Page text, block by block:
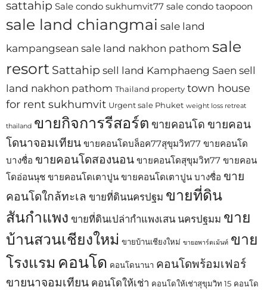
sattahip Sale condo sukhumvit77 sale condo taopoon
sale land chiangmai sale land
kampangsean sale land nakhon pathom sale
resort Sattahip sell land Kamphaeng Saen sell
land nakhon pathom Thailand property town house
for rent sukhumvit Urgent sale Phuket weight loss retreat
thailand ขายกิจการรีสอร์ต ขายคอนโด ขายคอน
โดนาจอมเทียน ขายคอนโดบล็อค77สุขุมวิท77 ขายคอนโด
บางซื่อ ขายคอนโดสองนอน ขายคอนโดสุขุมวิท77 ขายคอน
โดอ่อนนุช ขายคอนโดเตาปูน ขายคอนโดเตาปูน บางซื่อ ขาย
คอนโดใกล้ทะเล ขายที่ดินนครปฐม ขายที่ดิน
สันกำแพง ขายที่ดินเปล่ากำแพงเสน นครปฐมม ขาย
บ้านสวนเชียงใหม่ ขายบ้านเชียงใหม่ ขายอพาร์ตเม้นท์ ขาย
โรงแรม คอนโด คอนโดนานา คอนโดพร้อมเฟอร์
ขายนาจอมเทียน คอนโดให้เช่า คอนโดให้เช่าสุขุมวิท 15 คอนโด